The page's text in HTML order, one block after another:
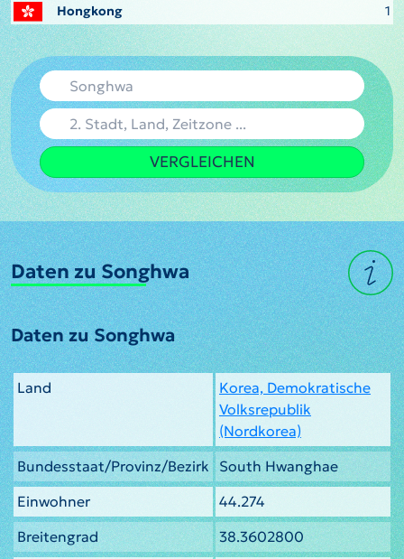
Hongkong
1
VERGLEICHEN
Daten zu Songhwa
Daten zu Songhwa
Land
Korea, Demokratische
Volksrepublik
(Nordkorea)
Bundesstaat/Provinz/Bezirk South Hwanghae
Einwohner
44.274
Breitengrad
38.3602800